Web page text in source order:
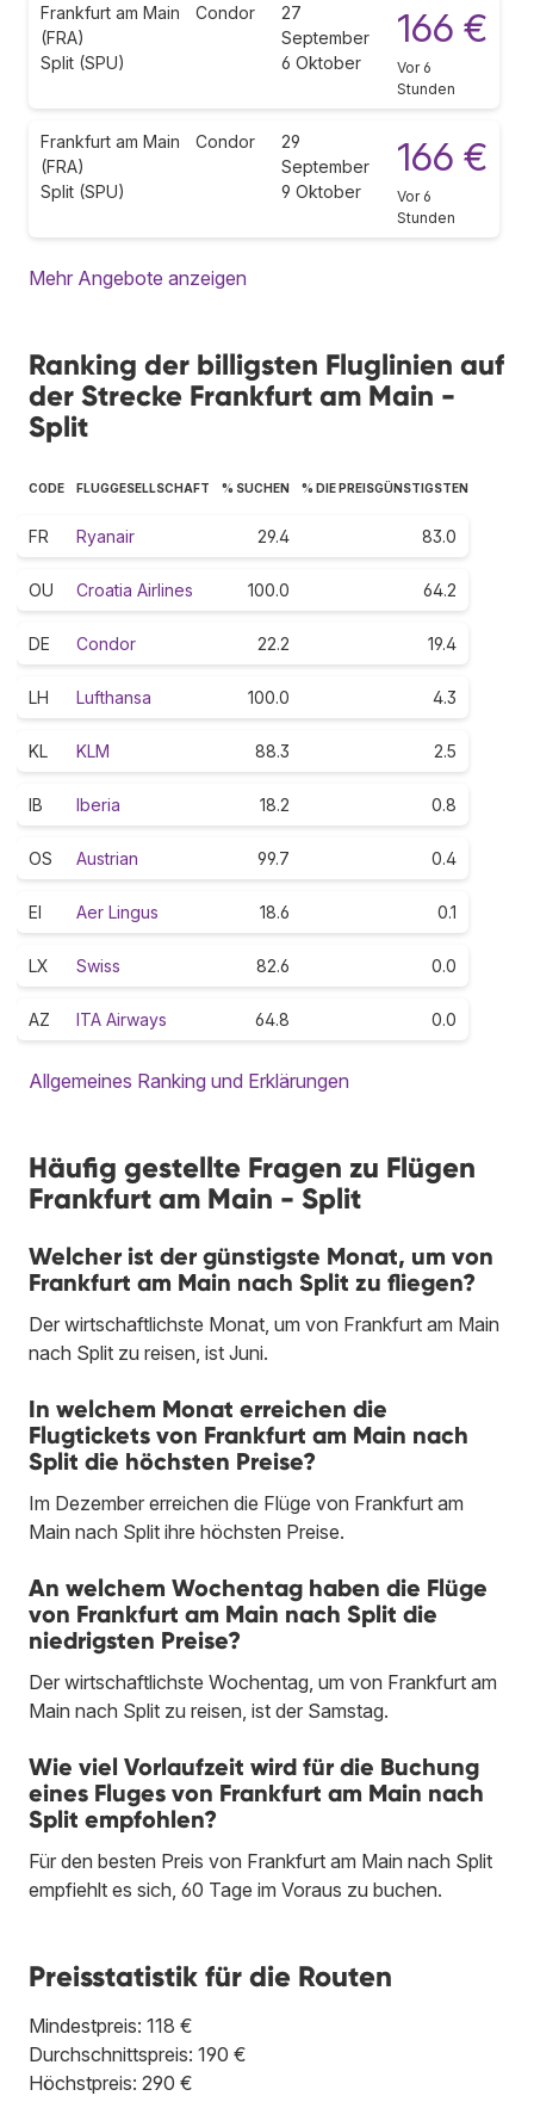
Frankfurt am Main
(FRA)
Split (SPU)
Condor
27
September
6 Oktober
166 €
Vor 6
Stunden
Frankfurt am Main
(FRA)
Split (SPU)
Condor
29
September
9 Oktober
166 €
Vor 6
Stunden
Mehr Angebote anzeigen
Ranking der billigsten Fluglinien auf
der Strecke Frankfurt am Main -
Split
CODE FLUGGESELLSCHAFT % SUCHEN % DIE PREISGÜNSTIGSTEN
FR Ryanair 29.4 83.0
OU Croatia Airlines 100.0 64.2
DE Condor 22.2 19.4
LH Lufthansa 100.0 4.3
KL KLM 88.3 2.5
IB Iberia 18.2 0.8
OS Austrian 99.7 0.4
EI Aer Lingus 18.6 0.1
LX Swiss 82.6 0.0
AZ ITA Airways 64.8 0.0
Allgemeines Ranking und Erklärungen
Häufig gestellte Fragen zu Flügen
Frankfurt am Main - Split
Welcher ist der günstigste Monat, um von
Frankfurt am Main nach Split zu fliegen?
Der wirtschaftlichste Monat, um von Frankfurt am Main
nach Split zu reisen, ist Juni.
In welchem Monat erreichen die
Flugtickets von Frankfurt am Main nach
Split die höchsten Preise?
Im Dezember erreichen die Flüge von Frankfurt am
Main nach Split ihre höchsten Preise.
An welchem Wochentag haben die Flüge
von Frankfurt am Main nach Split die
niedrigsten Preise?
Der wirtschaftlichste Wochentag, um von Frankfurt am
Main nach Split zu reisen, ist der Samstag.
Wie viel Vorlaufzeit wird für die Buchung
eines Fluges von Frankfurt am Main nach
Split empfohlen?
Für den besten Preis von Frankfurt am Main nach Split
empfiehlt es sich, 60 Tage im Voraus zu buchen.
Preisstatistik für die Routen
Mindestpreis: 118 €
Durchschnittspreis: 190 €
Höchstpreis: 290 €